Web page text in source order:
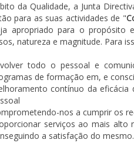
da Qualidade, a Junta
para as suas actividades de "
apropriado para o propósito
natureza e magnitude. Para
todo o pessoal e
de formação em, e
contínuo da eficácia
nos a cumprir os
serviços ao mais alto
a satisfação do mesmo.